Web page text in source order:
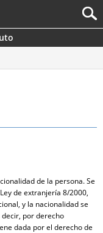
de la persona. Se
de extranjería 8/2000,
y la nacionalidad se
por derecho
dada por el derecho de